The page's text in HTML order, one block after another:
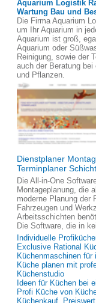
Aquarium Logistik
Wartung Bau und
Die Firma Aquarium
um Ihr Aquarium in
Aquarium ist groß,
Aquarium oder
Reinigung, sowie der
auch der Beratung
und Pflanzen.
Dienstplaner
Terminplaner
Die All-in-One
Montageplanung, die
moderne Planung der
Fahrzeugen und
Arbeitsschichten
Die Software, die in
Individuelle
Exclusive Rational
Küchenmaschinen
Küche planen mit
Küchenstudio
Ideen für Küchen bei
Profi Küche von
Küchenkauf,